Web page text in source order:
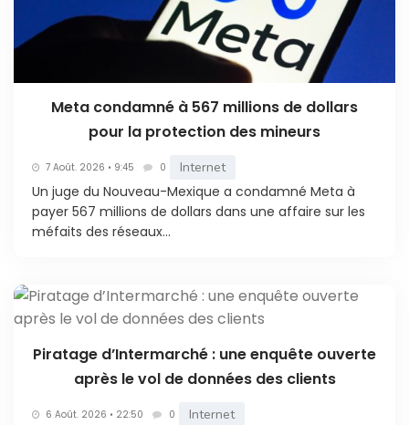
Meta condamné à 567 millions de dollars
pour la protection des mineurs
7 Août. 2026 • 9:45 0 Internet
Un juge du Nouveau-Mexique a condamné Meta à
payer 567 millions de dollars dans une affaire sur les
méfaits des réseaux...
Piratage d’Intermarché : une enquête ouverte
après le vol de données des clients
6 Août. 2026 • 22:50 0 Internet